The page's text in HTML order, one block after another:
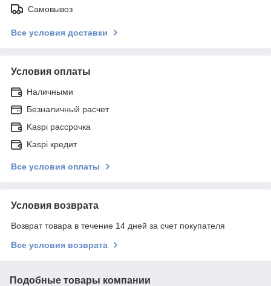
Самовывоз
Все условия доставки
Условия оплаты
Наличными
Безналичный расчет
Kaspi рассрочка
Kaspi кредит
Все условия оплаты
Условия возврата
Возврат товара в течение 14 дней за счет покупателя
Все условия возврата
Подобные товары компании